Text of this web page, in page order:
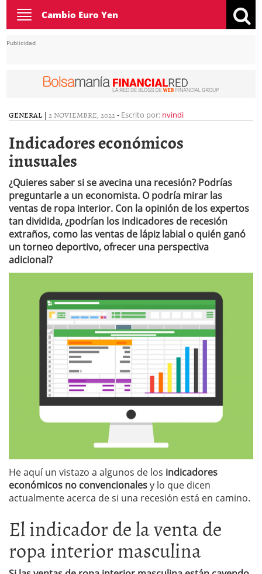
Toggle
navigation
Cambio Euro Yen
Publicidad
GENERAL | 2 NOVIEMBRE, 2022- Escrito por: nvindi
Indicadores económicos
inusuales
¿Quieres saber si se avecina una recesión? Podrías
preguntarle a un economista. O podría mirar las
ventas de ropa interior. Con la opinión de los expertos
tan dividida, ¿podrían los indicadores de recesión
extraños, como las ventas de lápiz labial o quién ganó
un torneo deportivo, ofrecer una perspectiva
adicional?
He aquí un vistazo a algunos de los indicadores
económicos no convencionalesy lo que dicen
actualmente acerca de si una recesión está en camino.
El indicador de la venta de
ropa interior masculina